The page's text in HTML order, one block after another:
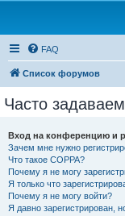
FAQ
Список форумов
Часто
Вход на конференцию и
Зачем мне нужно
Что такое COPPA?
Почему я не могу
Я только что
Почему я не могу войти?
Я давно зарегистрирован,